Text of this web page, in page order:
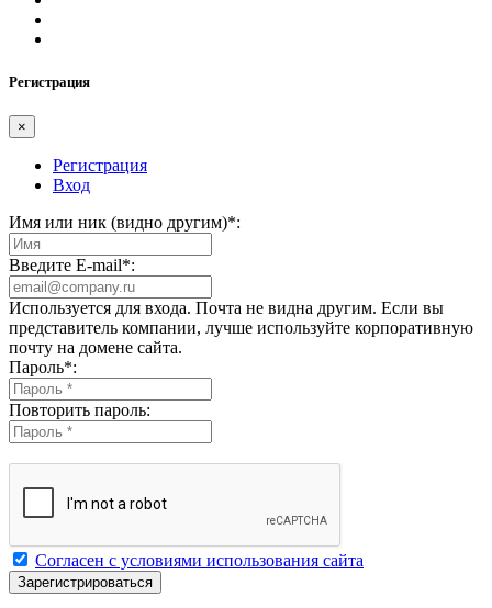
Регистрация
×
Регистрация
Вход
Имя или ник (видно другим)*:
Введите E-mail*:
Используется для входа. Почта не видна другим. Если вы
представитель компании, лучше используйте корпоративную
почту на домене сайта.
Пароль*:
Повторить пароль:
Согласен с условиями использования сайта